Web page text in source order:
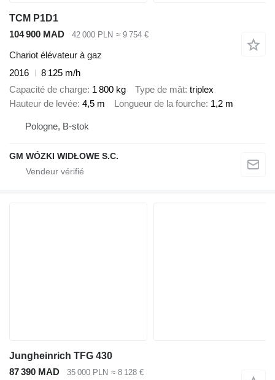
TCM P1D1
104 900 MAD
42 000 PLN ≈ 9 754 €
Chariot élévateur à gaz
2016
8 125 m/h
Capacité de charge 1 800 kg Type de mât triplex
Hauteur de levée 4,5 m Longueur de la fourche 1,2 m
Pologne, B-stok
GM WÓZKI WIDŁOWE S.C.
Jungheinrich TFG 430
87 390 MAD
35 000 PLN ≈ 8 128 €